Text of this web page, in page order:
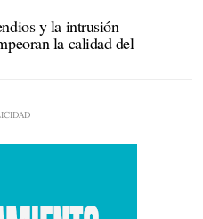
y la intrusión
la calidad del